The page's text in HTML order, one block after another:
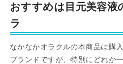
おすすめは目元美容液
ラ
なかなかオラクルの本商品は購
ブランドですが、特別にどれか